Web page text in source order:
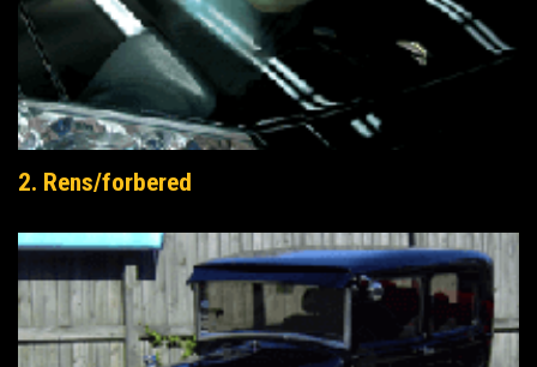
2. Rens/forbered